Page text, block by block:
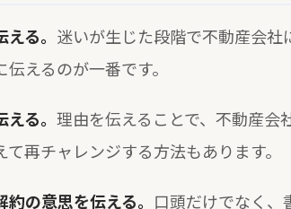
る。 迷いが生じた段階で不動産会
えるのが一番です。
る。 理由を伝えることで、不動産会
て再チャレンジする方法もあります。
の意思を伝える。 口頭だけでなく、